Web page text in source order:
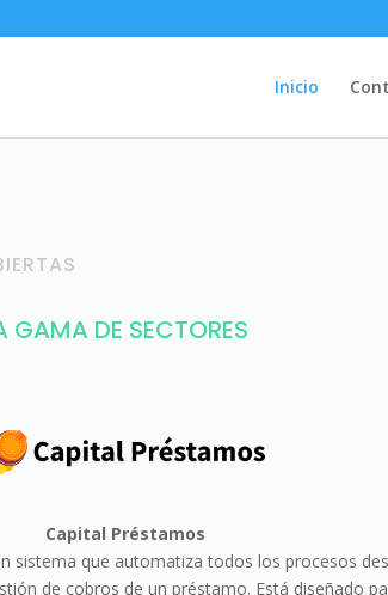
Inicio
DE SECTORES
Capital Préstamos
sistema que automatiza todos los procesos
de cobros de un préstamo. Está diseñado